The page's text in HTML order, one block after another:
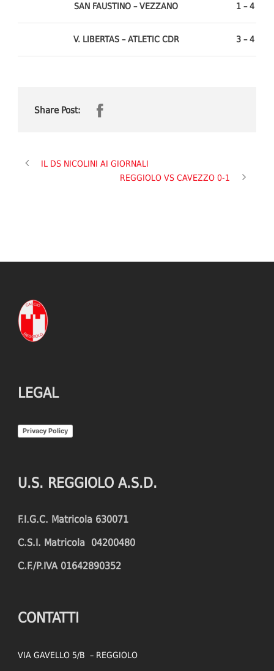
SAN FAUSTINO – VEZZANO 1 – 4
V. LIBERTAS – ATLETIC CDR 3 – 4
Share Post:
IL DS NICOLINI AI GIORNALI
REGGIOLO VS CAVEZZO 0-1
LEGAL
Privacy Policy
U.S. REGGIOLO A.S.D.
F.I.G.C. Matricola 630071
C.S.I. Matricola 04200480
C.F./P.IVA 01642890352
CONTATTI
VIA GAVELLO 5/B – REGGIOLO